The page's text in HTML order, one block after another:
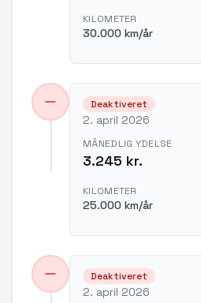
KILOMETER
30.000 km/år
Deaktiveret
2. april 2026
MÅNEDLIG YDELSE
3.245 kr.
KILOMETER
25.000 km/år
Deaktiveret
2. april 2026